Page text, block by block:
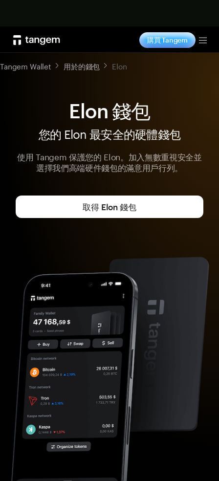
購買 Tangem
Tangem Wallet 用於的錢包 Elon
Elon 錢包
您的 Elon 最安全的硬體錢包
使用 Tangem 保護您的 Elon。加入無數重視安全並
選擇我們高端硬件錢包的滿意用戶行列。
取得 Elon 錢包